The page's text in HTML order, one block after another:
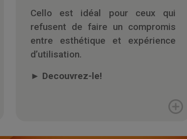
Cello est idéal pour ceux qui
refusent de faire un compromis
entre esthétique et expérience
d’utilisation.
► Decouvrez-le!